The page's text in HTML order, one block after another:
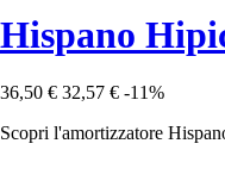
Hispano
36,50 € 32,57 € -11%
Scopri l'amortizzatore